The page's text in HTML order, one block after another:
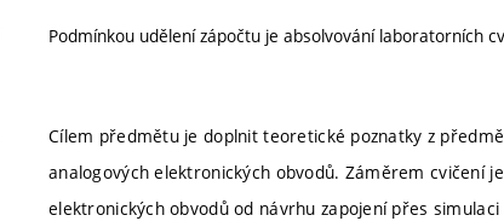
Podmínkou udělení zápočtu je absolvování laboratorních
Cílem předmětu je doplnit teoretické poznatky z
analogových elektronických obvodů. Záměrem cvičení
elektronických obvodů od návrhu zapojení přes